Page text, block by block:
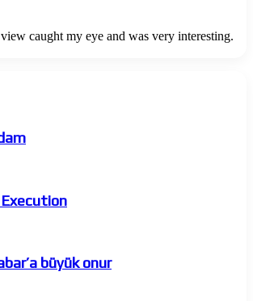
caught my eye and was very interesting.
büyük onur